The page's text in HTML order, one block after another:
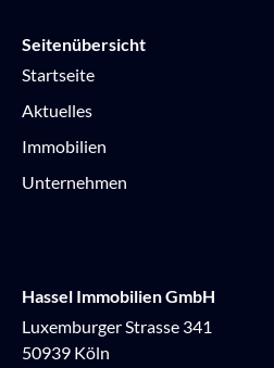
Seitenübersicht
Startseite
Aktuelles
Immobilien
Unternehmen
Hassel Immobilien GmbH
Luxemburger Strasse 341
50939 Köln